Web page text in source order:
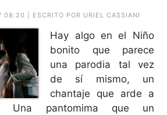
08:20 | ESCRITO POR URIEL CASSIANI
Hay algo en el Niño
bonito que parece
una parodia tal vez
de sí mismo, un
chantaje que arde a
Una pantomima que un